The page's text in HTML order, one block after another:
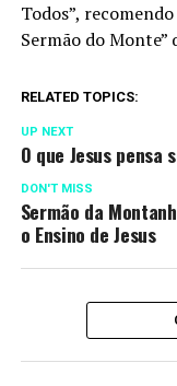
Todos”,
Sermão do Monte”
RELATED TOPICS:
UP NEXT
O que Jesus
DON'T MISS
Sermão da
o Ensino de Jesus